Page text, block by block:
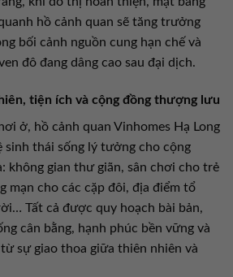
hồ cảnh quan sẽ tăng trưởng
bối cảnh nguồn cung hạn chế và
đô đang dâng cao sau đại dịch.
tiện ích và cộng đồng thượng lưu
ở, hồ cảnh quan Vinhomes Hạ Long
sinh thái sống lý tưởng cho cộng
không gian thư giãn, sân chơi cho trẻ
mạn cho các cặp đôi, địa điểm tổ
Tất cả được quy hoạch bài bản,
cân bằng, hạnh phúc bền vững và
sự giao thoa giữa thiên nhiên và